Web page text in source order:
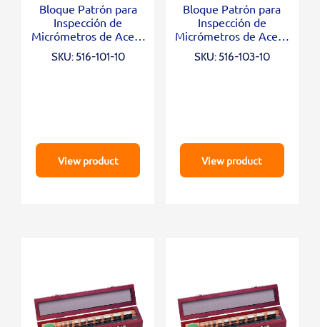
Bloque Patrón para
Inspección de
Micrómetros de Acero
Grado 1, 10 Blocks
SKU: 516-101-10
View product
Bloque Patrón para
Inspección de
Micrómetros de Acero
Grado 0, 10 Blocks
SKU: 516-103-10
View product